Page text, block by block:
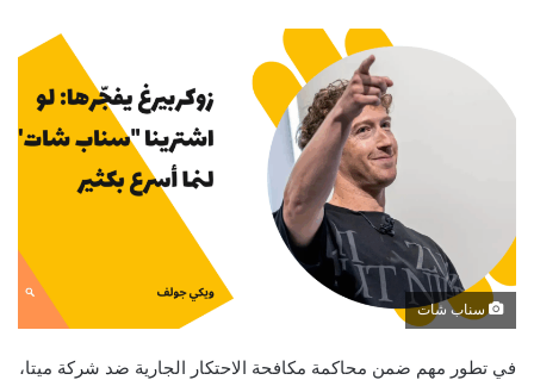
سناب شات
في تطور مهم ضمن محاكمة مكافحة الاحتكار الجارية ضد شركة ميتا،